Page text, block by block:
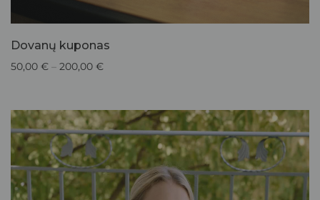
Dovanų kuponas
50,00 € – 200,00 €